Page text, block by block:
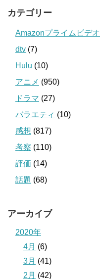
カテゴリー
Amazonプライムビデオ
dtv (7)
Hulu (10)
アニメ (950)
ドラマ (27)
バラエティ (10)
感想 (817)
考察 (110)
評価 (14)
話題 (68)
アーカイブ
2020年
4月 (6)
3月 (41)
2月 (42)